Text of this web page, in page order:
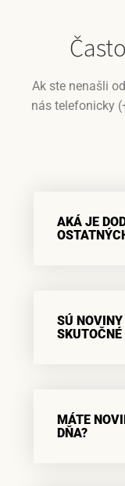
Ak ste nenašli
nás telefonicky
AKÁ JE
SÚ
MÁTE
DŇA?